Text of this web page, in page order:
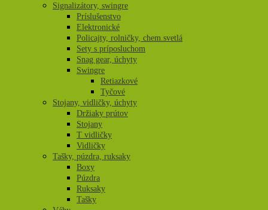
Signalizátory, swingre
Príslušenstvo
Elektronické
Policajty, rolničky, chem.svetlá
Sety s príposluchom
Snag gear, úchyty
Swingre
Retiazkové
Tyčové
Stojany, vidličky, úchyty
Držiaky prútov
Stojany
T vidličky
Vidličky
Tašky, púzdra, ruksaky
Boxy
Púzdra
Ruksaky
Tašky